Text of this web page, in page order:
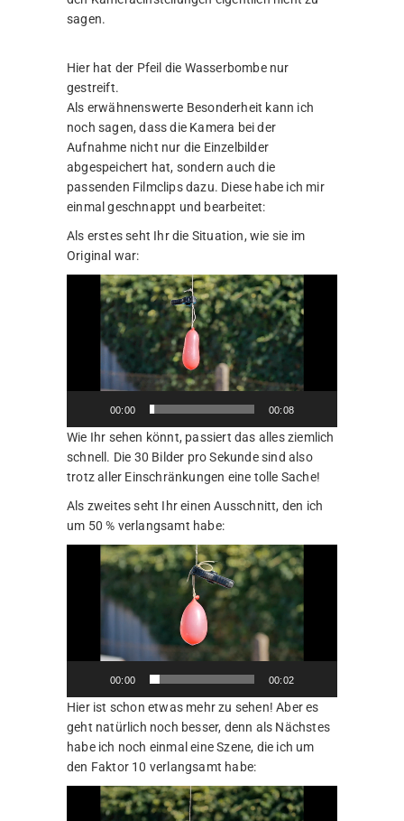
sagen.
Hier hat der Pfeil die Wasserbombe nur
gestreift.
Als erwähnenswerte Besonderheit kann ich
noch sagen, dass die Kamera bei der
Aufnahme nicht nur die Einzelbilder
abgespeichert hat, sondern auch die
passenden Filmclips dazu. Diese habe ich mir
einmal geschnappt und bearbeitet:
Als erstes seht Ihr die Situation, wie sie im
Original war:
Video-
Player
00:00 00:08
Wie Ihr sehen könnt, passiert das alles ziemlich
schnell. Die 30 Bilder pro Sekunde sind also
trotz aller Einschränkungen eine tolle Sache!
Als zweites seht Ihr einen Ausschnitt, den ich
um 50 % verlangsamt habe:
Video-
Player
00:00 00:02
Hier ist schon etwas mehr zu sehen! Aber es
geht natürlich noch besser, denn als Nächstes
habe ich noch einmal eine Szene, die ich um
den Faktor 10 verlangsamt habe:
Video-
Player